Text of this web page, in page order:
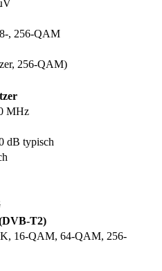
, 256-QAM
256-QAM)
MHz
dB typisch
T2)
16-QAM, 64-QAM, 256-